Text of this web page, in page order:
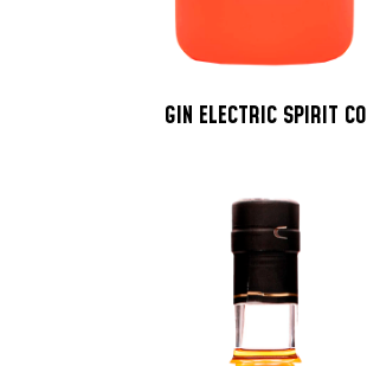
GIN ELECTRIC SPIRIT CO